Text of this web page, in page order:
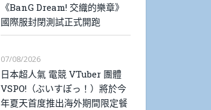
《BanG Dream! 交織的樂章》
國際服封閉測試正式開跑
07/08/2026
日本超人氣 電競 VTuber 團體
VSPO!（ぶいすぽっ！）將於今
年夏天首度推出海外期間限定餐